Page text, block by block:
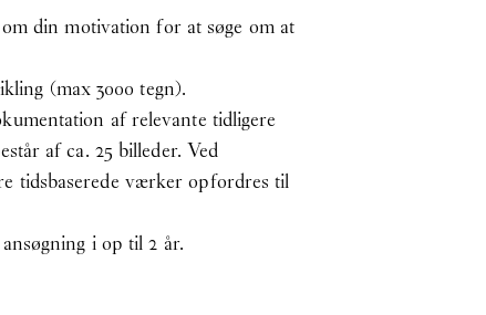
din motivation for at søge om at
(max 3000 tegn).
af relevante tidligere
af ca. 25 billeder. Ved
tidsbaserede værker opfordres til
i op til 2 år.